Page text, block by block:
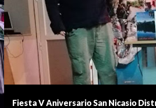
E
n
t
r
a
d
a
Fiesta V Aniversario San Nicasio